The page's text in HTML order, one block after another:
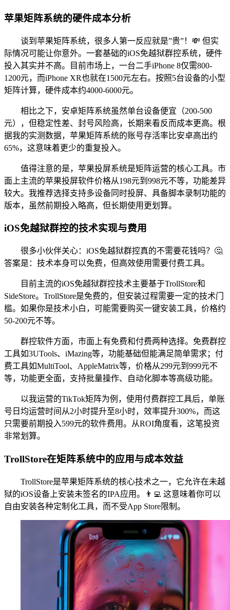
苹果矩阵系统的硬件成本分析
谈到苹果矩阵系统，很多人第一反应就是”贵”！💸 但实
际情况可能让你意外。一套基础的iOS免越狱群控系统，硬件
投入其实并不高。目前市场上，一台二手iPhone 8仅需800-
1200元，而iPhone XR也就在1500元左右。按照5台设备的小型
矩阵计算，硬件成本约4000-6000元。
相比之下，安卓矩阵系统虽然单台设备便宜（200-500
元），但稳定性差、封号风险高，长期来看反而成本更高。根
据我的实测数据，苹果矩阵系统的账号存活率比安卓高出约
65%，这意味着更少的重复投入。
值得注意的是，苹果投屏系统是矩阵运营的核心工具。市
面上主流的苹果投屏软件价格从198元到998元不等，功能差异
较大。我推荐选择支持多设备同时投屏、具备脚本录制功能的
版本，虽然前期投入略高，但长期使用更划算。
iOS免越狱群控的技术实现与费用
很多小伙伴关心：iOS免越狱群控真的不需要花钱吗？🤔
答案是：技术本身可以免费，但高效使用需要付费工具。
目前主流的iOS免越狱群控技术主要基于TrollStore和
SideStore。TrollStore是免费的，但安装过程需要一定的技术门
槛。如果你是技术小白，可能需要购买一键安装工具，价格约
50-200元不等。
群控软件方面，市面上有免费和付费两种选择。免费群控
工具如3UTools、iMazing等，功能基础但能满足简单需求；付
费工具如MultiTool、AppleMatrix等，价格从299元到999元不
等，功能更全面，支持批量操作、自动化脚本等高级功能。
以我运营的TikTok矩阵为例，使用付费群控工具后，单账
号日均运营时间从2小时提升至8小时，效率提升300%，而这
只需要前期投入599元的软件费用。从ROI角度看，这笔投资
非常划算。
TrollStore在矩阵系统中的应用与成本效益
TrollStore是苹果矩阵系统的核心技术之一，它允许在未越
狱的iOS设备上安装未签名的IPA应用。👨‍💻 这意味着你可以
自由安装各种定制化工具，而不受App Store限制。